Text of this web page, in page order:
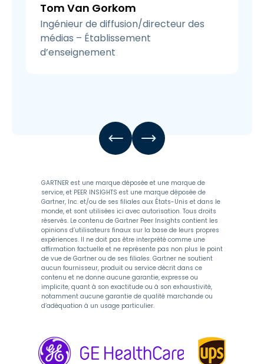
Tom Van Gorkom
Ingénieur de diffusion/directeur des
médias – Établissement
d’enseignement
GARTNER est une marque déposée et une marque de
service, et PEER INSIGHTS est une marque déposée de
Gartner, Inc. et/ou de ses filiales aux États-Unis et dans le
monde, et sont utilisées ici avec autorisation. Tous droits
réservés. Le contenu de Gartner Peer Insights contient les
opinions d’utilisateurs finaux sur la base de leurs propres
expériences. Il ne doit pas être interprété comme une
affirmation factuelle et ne représente pas non plus le point
de vue de Gartner ou de ses filiales. Gartner ne soutient
aucun fournisseur, produit ou service décrit dans ce
contenu et ne donne aucune garantie, expresse ou
implicite, quant à son exactitude ou à son exhaustivité,
notamment aucune garantie de qualité marchande ou
d’adéquation à un usage particulier.